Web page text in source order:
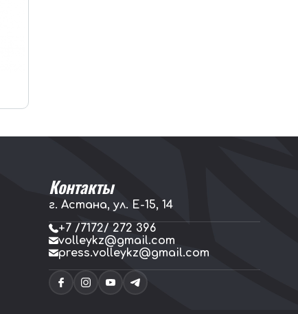
Контакты
г. Астана, ул. E-15, 14
+7 /7172/ 272 396
volleykz@gmail.com
press.volleykz@gmail.com